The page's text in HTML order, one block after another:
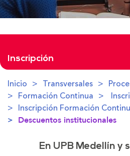
Inscripción
Inicio Transversales
Formación Continua
Inscripción Formación
Descuentos institucionales
En UPB Medellín y